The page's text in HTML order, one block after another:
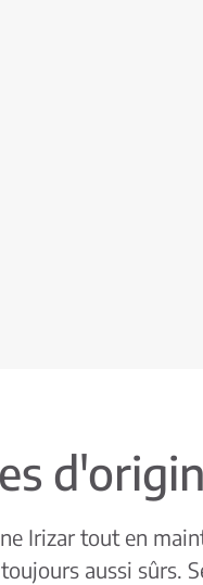
Irizar tout en
aussi sûrs.